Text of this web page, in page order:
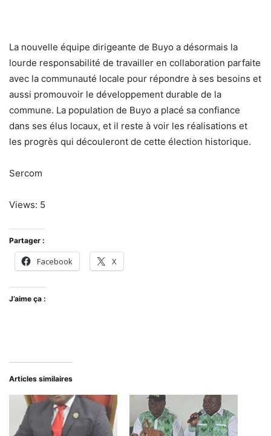
La nouvelle équipe dirigeante de Buyo a désormais la
lourde responsabilité de travailler en collaboration parfaite
avec la communauté locale pour répondre à ses besoins et
aussi promouvoir le développement durable de la
commune. La population de Buyo a placé sa confiance
dans ses élus locaux, et il reste à voir les réalisations et
les progrès qui découleront de cette élection historique.
Sercom
Views: 5
Partager :
Facebook X
J’aime ça :
Articles similaires